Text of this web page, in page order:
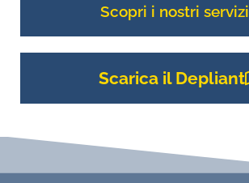
Scopri i nostri servizi
Scarica il Depliant